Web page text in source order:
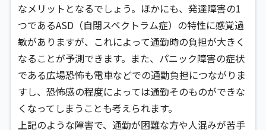
なメリットとなるでしょう。ほかにも、発達障害の1
つであるASD（自閉スペクトラム症）の特性に感覚過
敏がありますが、これによって通勤時の負担が大きく
なることが予測できます。また、パニック障害の症状
である広場恐怖も電車などでの通勤負担につながりま
すし、恐怖感の程度によっては通勤そのものができな
くなってしまうことも考えられます。
上記のような障害で、通勤が困難な方や人混みが苦手